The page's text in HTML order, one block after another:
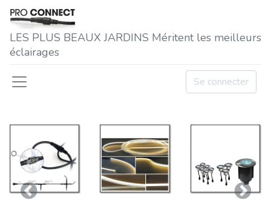
LES P​LUS BEAUX JARDINS Méritent les meilleurs
éclairages
Se connecter
Précedent